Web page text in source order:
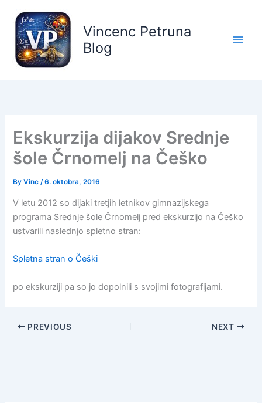
content
Vincenc Petruna
Blog
Ekskurzija dijakov Srednje
šole Črnomelj na Češko
ByVinc/6. oktobra, 2016
V letu 2012 so dijaki tretjih letnikov gimnazijskega
programa Srednje šole Črnomelj pred ekskurzijo na Češko
ustvarili naslednjo spletno stran:
Spletna stran o Češki
po ekskurziji pa so jo dopolnili s svojimi fotografijami.
PREVIOUS NEXT